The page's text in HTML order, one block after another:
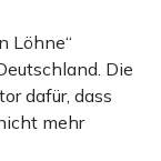
Löhne“
Die
dafür, dass
mehr